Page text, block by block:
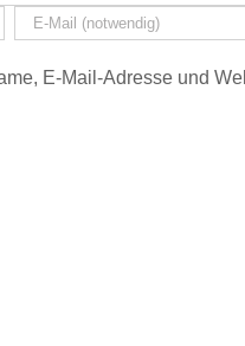
E-Mail-Adresse und